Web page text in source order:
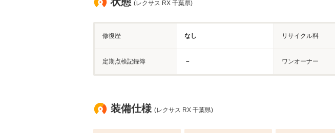
(レクサス RX 千葉県)
修復歴 なし リサイクル料
定期点検記録簿 － ワンオーナー
装備仕様 (レクサス RX 千葉県)